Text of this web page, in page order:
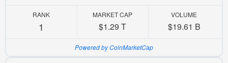
RANK
1
MARKET CAP
$1.29 T
VOLUME
$19.61 B
Powered by CoinMarketCap